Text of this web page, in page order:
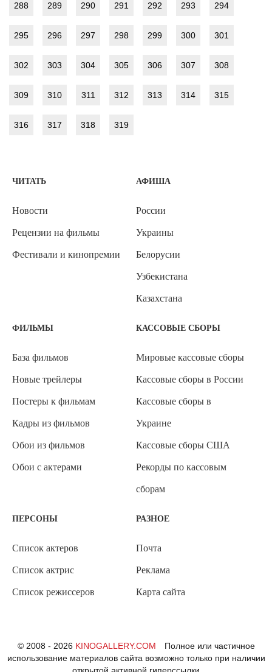
288 289 290 291 292 293 294
295 296 297 298 299 300 301
302 303 304 305 306 307 308
309 310 311 312 313 314 315
316 317 318 319
ЧИТАТЬ
Новости
Рецензии на фильмы
Фестивали и кинопремии
АФИША
России
Украины
Белорусии
Узбекистана
Казахстана
ФИЛЬМЫ
База фильмов
Новые трейлеры
Постеры к фильмам
Кадры из фильмов
Обои из фильмов
Обои с актерами
КАССОВЫЕ СБОРЫ
Мировые кассовые сборы
Кассовые сборы в России
Кассовые сборы в
Украине
Кассовые сборы США
Рекорды по кассовым
сборам
ПЕРСОНЫ
Список актеров
Список актрис
Список режиссеров
РАЗНОЕ
Почта
Реклама
Карта сайта
© 2008 - 2026 KINOGALLERY.COM
Полное или частичное
использование материалов сайта возможно только при наличии